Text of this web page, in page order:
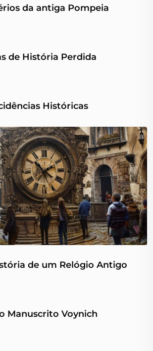
da antiga Pompeia
de História Perdida
Históricas
de um Relógio Antigo
Manuscrito Voynich